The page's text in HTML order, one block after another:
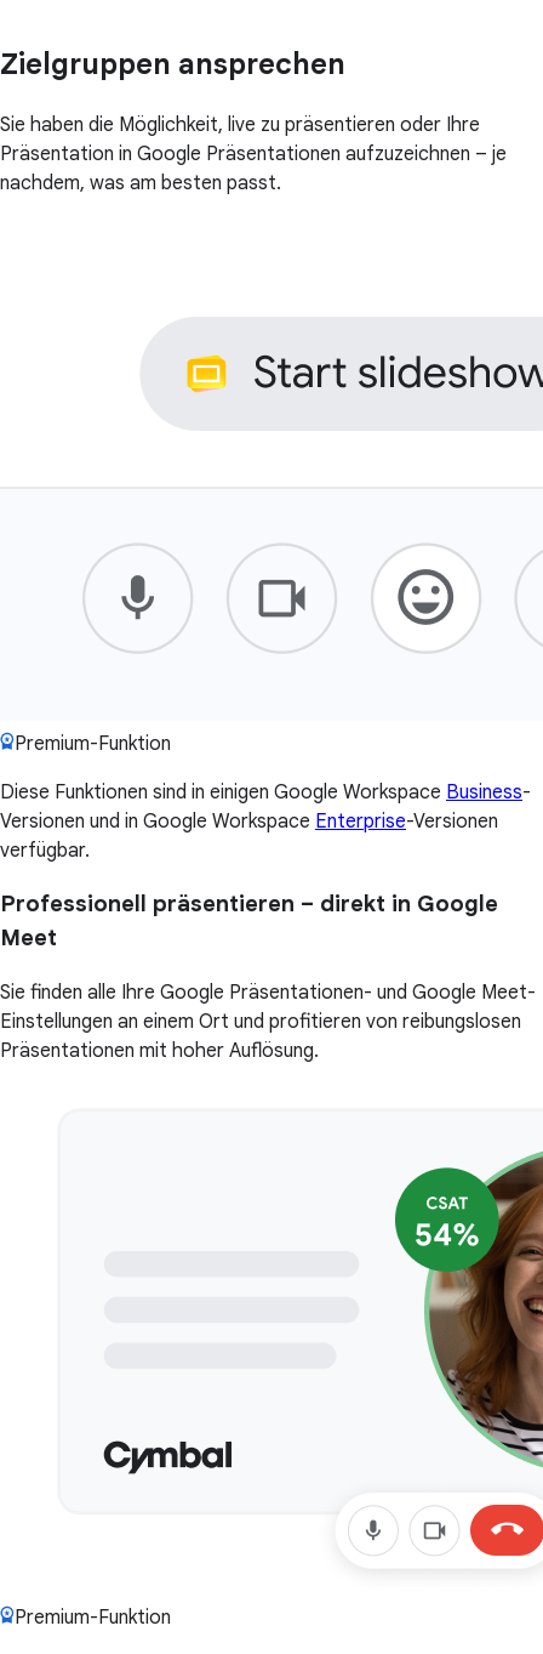
Zielgruppen ansprechen
Sie haben die Möglichkeit, live zu präsentieren oder Ihre
Präsentation in Google Präsentationen aufzuzeichnen – je
nachdem, was am besten passt.
Premium-Funktion
Diese Funktionen sind in einigen Google Workspace Business-
Versionen und in Google Workspace Enterprise-Versionen
verfügbar.
Professionell präsentieren – direkt in Google
Meet
Sie finden alle Ihre Google Präsentationen- und Google Meet-
Einstellungen an einem Ort und profitieren von reibungslosen
Präsentationen mit hoher Auflösung.
Premium-Funktion